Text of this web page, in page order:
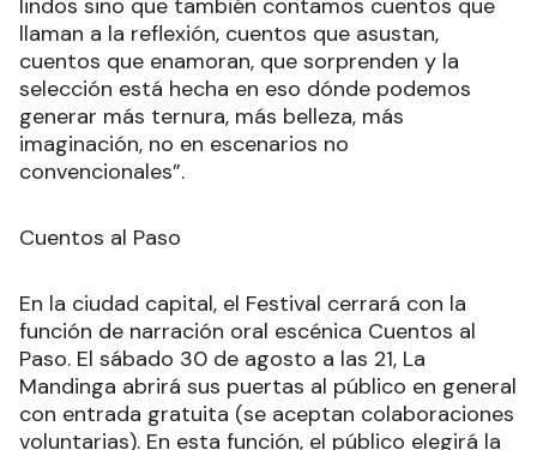
lindos sino que también contamos cuentos que
llaman a la reflexión, cuentos que asustan,
cuentos que enamoran, que sorprenden y la
selección está hecha en eso dónde podemos
generar más ternura, más belleza, más
imaginación, no en escenarios no
convencionales”.
Cuentos al Paso
En la ciudad capital, el Festival cerrará con la
función de narración oral escénica Cuentos al
Paso. El sábado 30 de agosto a las 21, La
Mandinga abrirá sus puertas al público en general
con entrada gratuita (se aceptan colaboraciones
voluntarias). En esta función, el público elegirá la